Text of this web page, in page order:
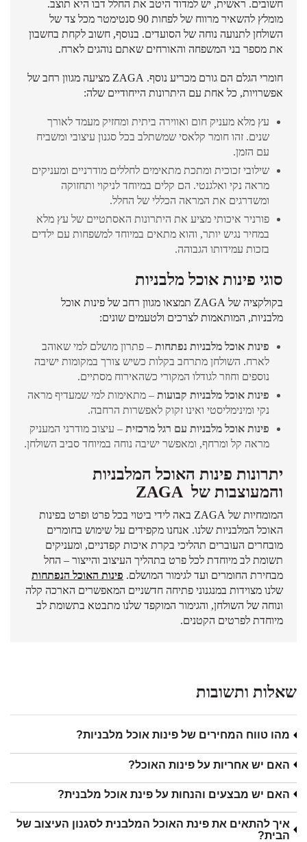
חשובים. ראשית, יש למדוד היטב את החלל דבו היא תוצב.
מומלץ להשאיר מרווח של לפחות 90 סנטימטר מכל צד של
השולחן לתנועה נוחה של הסועדים. בנוסף, חשוב לקחת בחשבון
את מספר בני המשפחה והאורחים שאתם נוהגים לארח.
חומרי הגלם הם גורם מכריע נוסף. ZAGA מציעה מגוון רחב של
אפשרויות, כל אחת עם היתרונות הייחודיים שלה:
עץ מלא מעניק חום ואווירה ביתית ומחזיק מעמד לאורך
שנים. זהו חומר קלאסי שמשתלב בכל סגנון עיצובי ומשביח
עם הזמן.
שילובי זכוכית ומתכת מתאימים לחללים מודרניים ומעניקים
מראה נקי ואלגנטי. הם קלים במיוחד לניקוי ותחזוקה
ומשדרגים את המראה הכללי של החלל.
פורניר איכותי מציע את היתרונות האסתטיים של עץ מלא
במחיר נגיש יותר, והוא מתאים במיוחד למשפחות עם ילדים
בזכות עמידותו הגבוהה.
סוגי פינות אוכל מלבניות
בקולקציה של ZAGA תמצאו מגוון רחב של פינות אוכל
מלבניות, המותאמות לצרכים ולטעמים שונים:
פינות אוכל מלבניות נפתחות – פתרון מושלם למי שאוהב
לארח. השולחן מתרחב בקלות כשיש צורך במקומות ישיבה
נוספים וחוזר לגודלו המקורי כשהאירוח מסתיים.
פינות אוכל מלבניות קבועות – מתאימות למי שמעדיף מראה
נקי ומינימליסטי ואינו זקוק לאפשרות הרחבה.
פינות אוכל מלבניות עם רגל מרכזית – עיצוב מודרני המעניק
מראה קל ומרחף, ומאפשר ישיבה נוחה במיוחד סביב השולחן.
יתרונות פינות האוכל המלבניות
והמעוצבות של ZAGA
המומחיות של ZAGA באה לידי ביטוי בכל פרט ופרט בפינות
האוכל המלבניות שלנו. אנחנו מקפידים על שימוש בחומרים
מובחרים העוברים תהליכי בקרת איכות קפדניים, ומעניקים
תשומת לב מיוחדת לכל פרט בתהליך העיצוב והייצור – החל
מבחירת החומרים ועד לגימור המושלם. פינות האוכל הנפתחות
שלנו מצוידות במנגנוני פתיחה חדשניים המאפשרים הארכה קלה
ונוחה של השולחן, והגימור המוקפד שלנו מתבטא בתשומת לב
מיוחדת לפרטים הקטנים.
שאלות ותשובות
מהו טווח המחירים של פינות אוכל מלבניות?
האם יש אחריות על פינות האוכל?
האם יש מבצעים והנחות על פינת אוכל מלבנית?
איך להתאים את פינת האוכל המלבנית לסגנון העיצוב של
הבית?